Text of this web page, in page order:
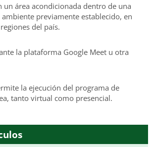
área acondicionada dentro de una
previamente establecido, en
del país.
la plataforma Google Meet u otra
la ejecución del programa de
tanto virtual como presencial.